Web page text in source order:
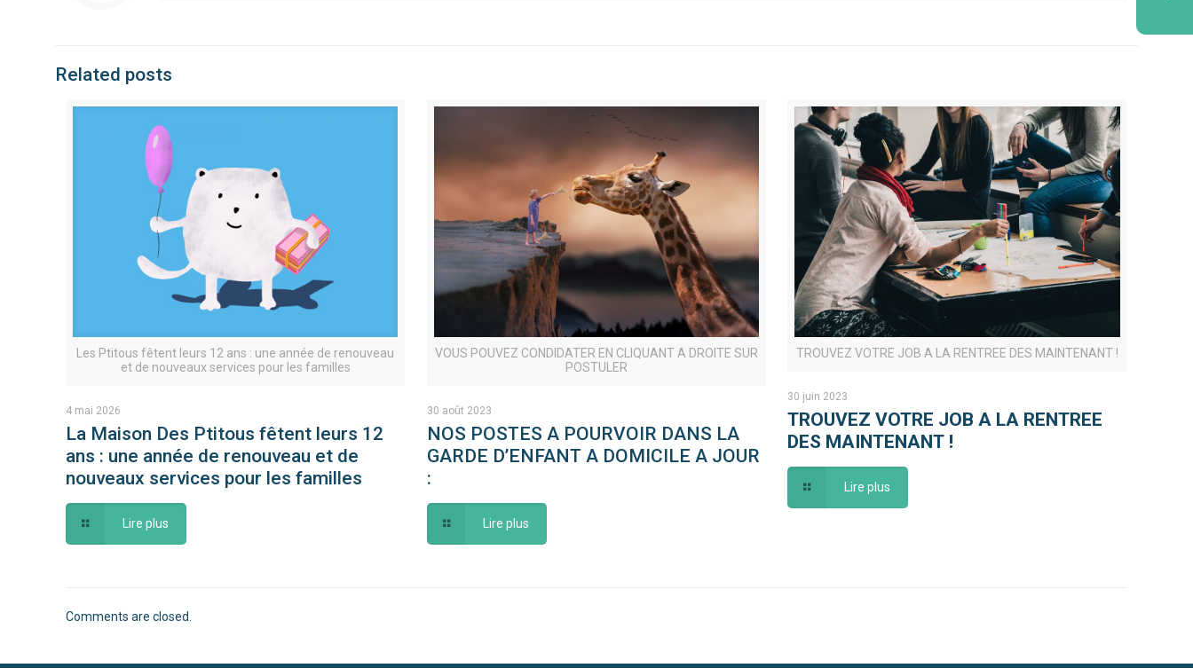
Related posts
Les Ptitous fêtent leurs 12 ans : une année de renouveau
et de nouveaux services pour les familles
4 mai 2026
La Maison Des Ptitous fêtent leurs 12
ans : une année de renouveau et de
nouveaux services pour les familles
Lire plus
VOUS POUVEZ CONDIDATER EN CLIQUANT A DROITE SUR
POSTULER
30 août 2023
NOS POSTES A POURVOIR DANS LA
GARDE D’ENFANT A DOMICILE A JOUR
:
Lire plus
TROUVEZ VOTRE JOB A LA RENTREE DES MAINTENANT !
30 juin 2023
TROUVEZ VOTRE JOB A LA RENTREE
DES MAINTENANT !
Lire plus
Comments are closed.